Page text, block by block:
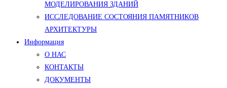
МОДЕЛИРОВАНИЯ ЗДАНИЙ
ИССЛЕДОВАНИЕ СОСТОЯНИЯ ПАМЯТНИКОВ
АРХИТЕКТУРЫ
Информация
О НАС
КОНТАКТЫ
ДОКУМЕНТЫ